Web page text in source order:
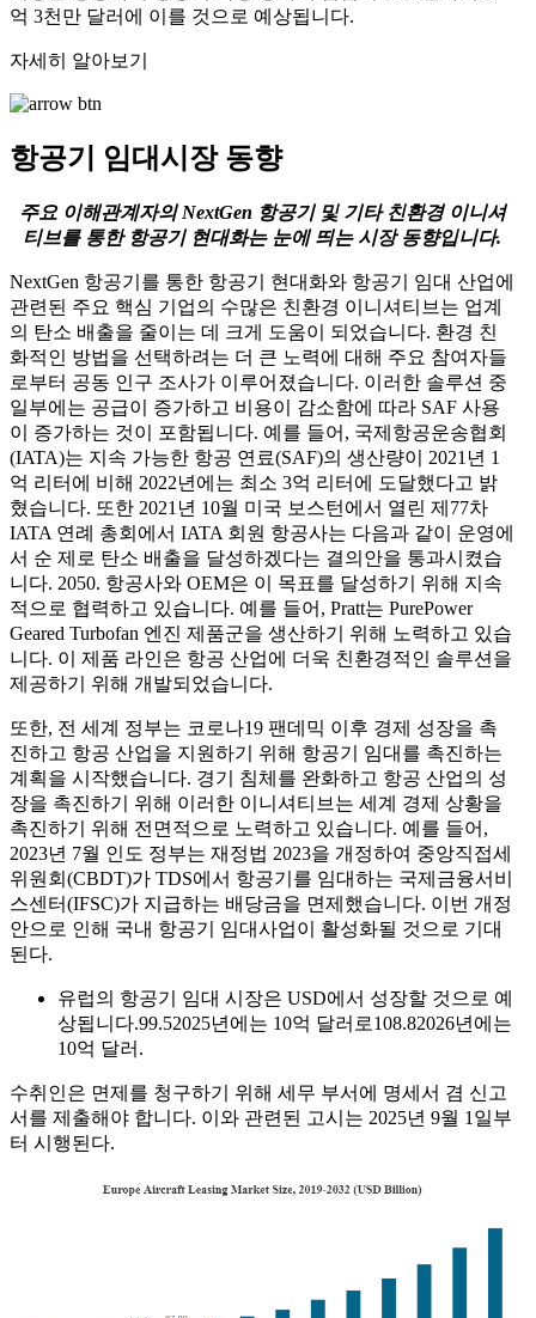
억 3천만 달러에 이를 것으로 예상됩니다.
자세히 알아보기
항공기 임대시장 동향
주요 이해관계자의 NextGen 항공기 및 기타 친환경 이니셔
티브를 통한 항공기 현대화는 눈에 띄는 시장 동향입니다.
NextGen 항공기를 통한 항공기 현대화와 항공기 임대 산업에
관련된 주요 핵심 기업의 수많은 친환경 이니셔티브는 업계
의 탄소 배출을 줄이는 데 크게 도움이 되었습니다. 환경 친
화적인 방법을 선택하려는 더 큰 노력에 대해 주요 참여자들
로부터 공동 인구 조사가 이루어졌습니다. 이러한 솔루션 중
일부에는 공급이 증가하고 비용이 감소함에 따라 SAF 사용
이 증가하는 것이 포함됩니다. 예를 들어, 국제항공운송협회
(IATA)는 지속 가능한 항공 연료(SAF)의 생산량이 2021년 1
억 리터에 비해 2022년에는 최소 3억 리터에 도달했다고 밝
혔습니다. 또한 2021년 10월 미국 보스턴에서 열린 제77차
IATA 연례 총회에서 IATA 회원 항공사는 다음과 같이 운영에
서 순 제로 탄소 배출을 달성하겠다는 결의안을 통과시켰습
니다. 2050. 항공사와 OEM은 이 목표를 달성하기 위해 지속
적으로 협력하고 있습니다. 예를 들어, Pratt는 PurePower
Geared Turbofan 엔진 제품군을 생산하기 위해 노력하고 있습
니다. 이 제품 라인은 항공 산업에 더욱 친환경적인 솔루션을
제공하기 위해 개발되었습니다.
또한, 전 세계 정부는 코로나19 팬데믹 이후 경제 성장을 촉
진하고 항공 산업을 지원하기 위해 항공기 임대를 촉진하는
계획을 시작했습니다. 경기 침체를 완화하고 항공 산업의 성
장을 촉진하기 위해 이러한 이니셔티브는 세계 경제 상황을
촉진하기 위해 전면적으로 노력하고 있습니다. 예를 들어,
2023년 7월 인도 정부는 재정법 2023을 개정하여 중앙직접세
위원회(CBDT)가 TDS에서 항공기를 임대하는 국제금융서비
스센터(IFSC)가 지급하는 배당금을 면제했습니다. 이번 개정
안으로 인해 국내 항공기 임대사업이 활성화될 것으로 기대
된다.
유럽의 항공기 임대 시장은 USD에서 성장할 것으로 예
상됩니다.99.52025년에는 10억 달러로108.82026년에는
10억 달러.
수취인은 면제를 청구하기 위해 세무 부서에 명세서 겸 신고
서를 제출해야 합니다. 이와 관련된 고시는 2025년 9월 1일부
터 시행된다.